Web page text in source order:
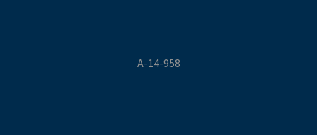
A-14-958